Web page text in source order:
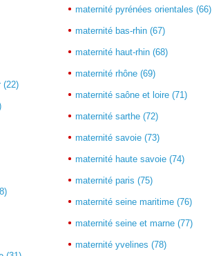
(22)
maternité pyrénées orientales (66)
maternité bas-rhin (67)
maternité haut-rhin (68)
maternité rhône (69)
maternité saône et loire (71)
maternité sarthe (72)
maternité savoie (73)
maternité haute savoie (74)
maternité paris (75)
maternité seine maritime (76)
maternité seine et marne (77)
maternité yvelines (78)